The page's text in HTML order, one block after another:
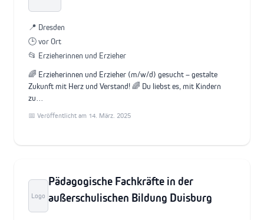
📍 Dresden
🕒 vor Ort
📂 Erzieherinnen und Erzieher
🌈 Erzieherinnen und Erzieher (m/w/d) gesucht – gestalte
Zukunft mit Herz und Verstand! 🌈 Du liebst es, mit Kindern
zu…
📅 Veröffentlicht am 14. März. 2025
Logo
Pädagogische Fachkräfte in der
außerschulischen Bildung Duisburg